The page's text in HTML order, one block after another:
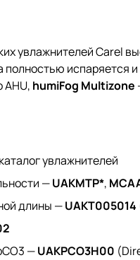
увлажнителей Carel
испаряется
humiFog Multizone
увлажнителей
—UAKMTP*,
длины —UAKT005014
—UAKPCO3H00